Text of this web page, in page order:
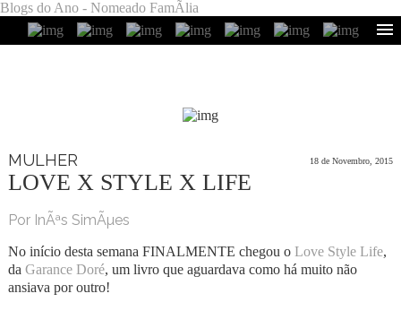
Blogs do Ano - Nomeado FamÃ­lia
MULHER 18 de Novembro, 2015
LOVE X STYLE X LIFE
Por InÃªs SimÃµes
No início desta semana FINALMENTE chegou o Love Style Life,
da Garance Doré, um livro que aguardava como há muito não
ansiava por outro!